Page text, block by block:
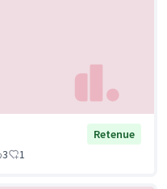
Retenue
3 1